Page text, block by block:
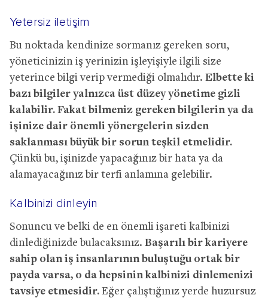
Yetersiz iletişim
Bu noktada kendinize sormanız gereken soru,
yöneticinizin iş yerinizin işleyişiyle ilgili size
yeterince bilgi verip vermediği olmalıdır. Elbette ki
bazı bilgiler yalnızca üst düzey yönetime gizli
kalabilir. Fakat bilmeniz gereken bilgilerin ya da
işinize dair önemli yönergelerin sizden
saklanması büyük bir sorun teşkil etmelidir.
Çünkü bu, işinizde yapacağınız bir hata ya da
alamayacağınız bir terfi anlamına gelebilir.
Kalbinizi dinleyin
Sonuncu ve belki de en önemli işareti kalbinizi
dinlediğinizde bulacaksınız. Başarılı bir kariyere
sahip olan iş insanlarının buluştuğu ortak bir
payda varsa, o da hepsinin kalbinizi dinlemenizi
tavsiye etmesidir. Eğer çalıştığınız yerde huzursuz